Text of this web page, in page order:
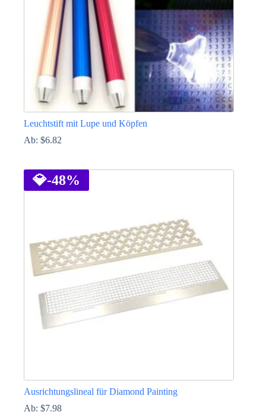
Leuchtstift mit Lupe und Köpfen
Ab: $6.82
Produkt
weist
mehrere
können
auf
der
Produktseite
werden
💎-48%
Ausrichtungslineal für Diamond Painting
Ab: $7.98